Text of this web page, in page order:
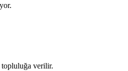
verilir.